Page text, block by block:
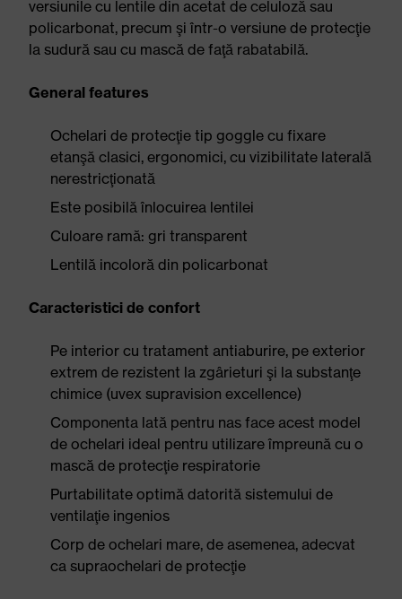
versiunile cu lentile din acetat de celuloză sau
policarbonat, precum şi într-o versiune de protecţie
la sudură sau cu mască de faţă rabatabilă.
General features
Ochelari de protecţie tip goggle cu fixare
etanşă clasici, ergonomici, cu vizibilitate laterală
nerestricţionată
Este posibilă înlocuirea lentilei
Culoare ramă: gri transparent
Lentilă incoloră din policarbonat
Caracteristici de confort
Pe interior cu tratament antiaburire, pe exterior
extrem de rezistent la zgârieturi şi la substanţe
chimice (uvex supravision excellence)
Componenta lată pentru nas face acest model
de ochelari ideal pentru utilizare împreună cu o
mască de protecţie respiratorie
Purtabilitate optimă datorită sistemului de
ventilaţie ingenios
Corp de ochelari mare, de asemenea, adecvat
ca supraochelari de protecţie